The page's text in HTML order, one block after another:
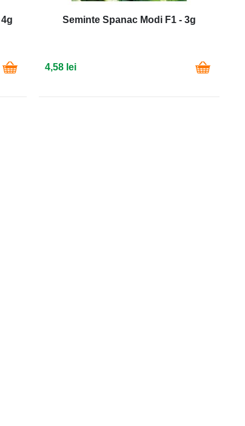
Seminte Spanac Modi F1 - 3g
4,58 lei